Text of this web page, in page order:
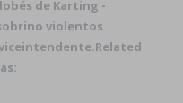
de Karting -
violentos
Related